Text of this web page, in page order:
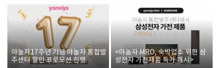
야놀자17주년 기념 야놀자 통합발
주센터 할인 프로모션 진행
<야놀자 MRO, 숙박업소 위한 삼
성전자 가전제품 특가 개시>